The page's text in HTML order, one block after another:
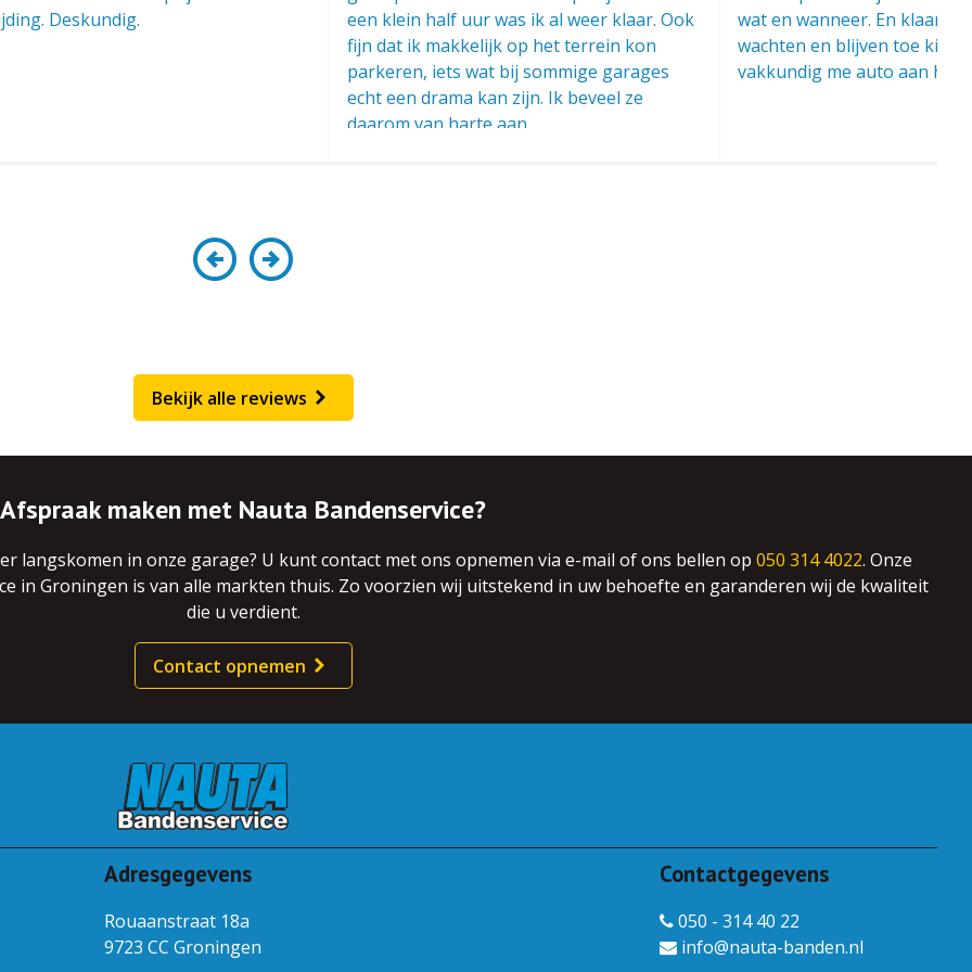
Deskundig.
een klein half uur was ik al weer klaar. Ook
fijn dat ik makkelijk op het terrein kon
parkeren, iets wat bij sommige garages
echt een drama kan zijn. Ik beveel ze
daarom van harte aan.
wat en wanneer. En klaar
wachten en blijven toe
vakkundig me auto aan het
Bekijk alle reviews
Afspraak maken met Nauta Bandenservice?
langskomen in onze garage? U kunt contact met ons opnemen via e-mail of ons bellen op 050 314 4022. Onze
in Groningen is van alle markten thuis. Zo voorzien wij uitstekend in uw behoefte en garanderen wij de kwaliteit
die u verdient.
Contact opnemen
Adresgegevens
Rouaanstraat 18a
9723 CC Groningen
Contactgegevens
050 - 314 40 22
info@nauta-banden.nl